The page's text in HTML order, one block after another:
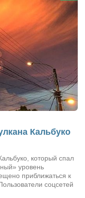
Кальбуко
который спал
уровень
приближаться к
соцсетей